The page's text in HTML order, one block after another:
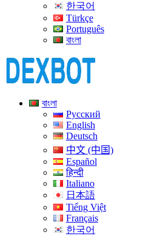
한국어
Türkçe
Português
বাংলা
বাংলা
Русский
English
Deutsch
中文 (中国)
Español
हिन्दी
Italiano
日本語
Tiếng Việt
Français
한국어